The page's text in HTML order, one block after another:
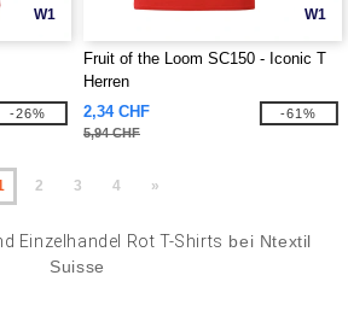
W1
-26%
W1
Fruit of the Loom SC150 - Iconic T
Herren
2,34 CHF
5,94 CHF
-61%
2 3 4 »
Einzelhandel Rot T-Shirts bei Ntextil
Suisse